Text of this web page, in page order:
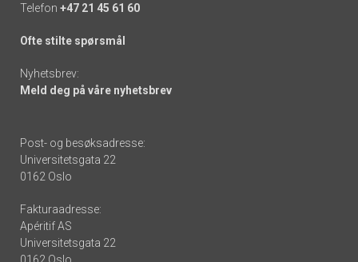
Telefon +47 21 45 61 60
Ofte stilte spørsmål
Nyhetsbrev:
Meld deg på våre nyhetsbrev
Post- og besøksadresse:
Universitetsgata 22
0162 Oslo
Fakturaadresse:
Apéritif AS
Universitetsgata 22